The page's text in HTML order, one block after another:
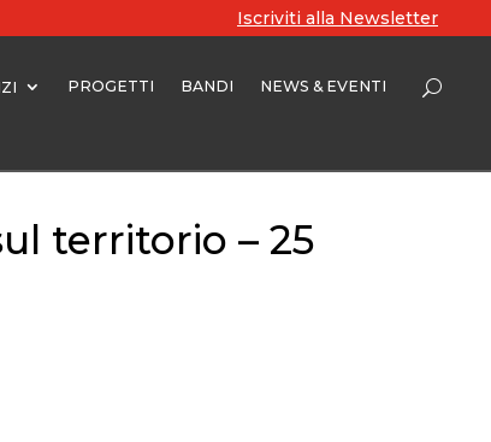
Iscriviti alla Newsletter
PROGETTI BANDI NEWS & EVENTI
territorio – 25